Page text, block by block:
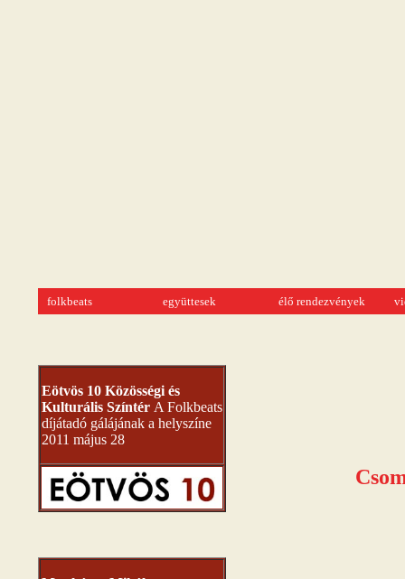
folkbeats együttesek élő rendezvények
Eötvös 10 Közösségi és
Kulturális Színtér A Folkbeats
díjátadó gálájának a helyszíne
2011 május 28